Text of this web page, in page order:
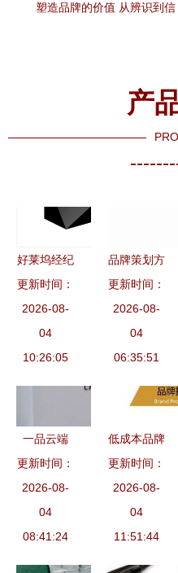
塑造品牌的价值 从辨识到信
产
好莱坞经纪
公司UTA发
布三维新
logo的深意
与品牌策划
更新时间：
2026-08-
04
10:26:05
品牌策划方
法论 华与
华策略总监
夏晓燕的精
髓解析
更新时间：
2026-08-
04
06:35:51
一品云端
南京高空中
的饮食与文
化共生
更新时间：
2026-08-
04
08:41:24
低成本品牌
营销的三大
思维 千享
科技的品牌
策划洞察
更新时间：
2026-08-
04
11:51:44